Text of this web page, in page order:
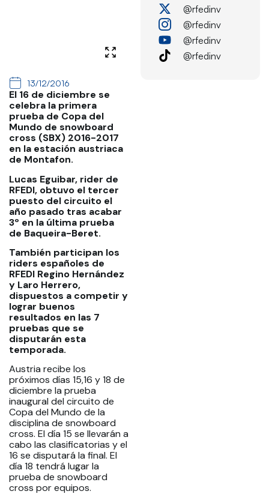
13/12/2016
El 16 de diciembre se
celebra la primera
prueba de Copa del
Mundo de snowboard
cross (SBX) 2016-2017
en la estación austriaca
de Montafon.
Lucas Eguibar, rider de
RFEDI, obtuvo el tercer
puesto del circuito el
año pasado tras acabar
3º en la última prueba
de Baqueira-Beret.
También participan los
riders españoles de
RFEDI Regino Hernández
y Laro Herrero,
dispuestos a competir y
lograr buenos
resultados en las 7
pruebas que se
disputarán esta
temporada.
Austria recibe los
próximos días 15,16 y 18 de
diciembre la prueba
inaugural del circuito de
Copa del Mundo de la
disciplina de snowboard
cross. El día 15 se llevarán a
cabo las clasificatorias y el
16 se disputará la final. El
día 18 tendrá lugar la
prueba de snowboard
cross por equipos.
@rfedinv
@rfedinv
@rfedinv
@rfedinv